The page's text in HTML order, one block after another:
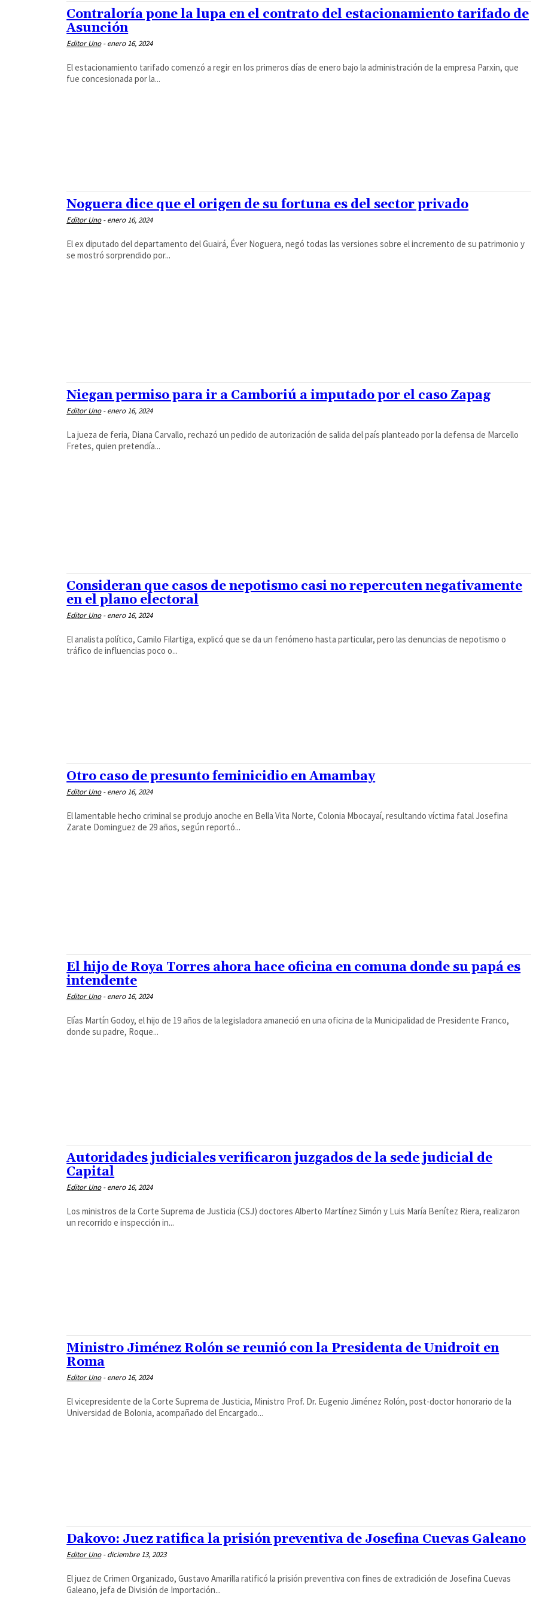
Contraloría pone la lupa en el contrato del estacionamiento tarifado de
Asunción
Editor Uno - enero 16, 2024
El estacionamiento tarifado comenzó a regir en los primeros días de enero bajo la administración de la empresa Parxin, que
fue concesionada por la...
Noguera dice que el origen de su fortuna es del sector privado
Editor Uno - enero 16, 2024
El ex diputado del departamento del Guairá, Éver Noguera, negó todas las versiones sobre el incremento de su patrimonio y
se mostró sorprendido por...
Niegan permiso para ir a Camboriú a imputado por el caso Zapag
Editor Uno - enero 16, 2024
La jueza de feria, Diana Carvallo, rechazó un pedido de autorización de salida del país planteado por la defensa de Marcello
Fretes, quien pretendía...
Consideran que casos de nepotismo casi no repercuten negativamente
en el plano electoral
Editor Uno - enero 16, 2024
El analista político, Camilo Filartiga, explicó que se da un fenómeno hasta particular, pero las denuncias de nepotismo o
tráfico de influencias poco o...
Otro caso de presunto feminicidio en Amambay
Editor Uno - enero 16, 2024
El lamentable hecho criminal se produjo anoche en Bella Vita Norte, Colonia Mbocayaí, resultando víctima fatal Josefina
Zarate Dominguez de 29 años, según reportó...
El hijo de Roya Torres ahora hace oficina en comuna donde su papá es
intendente
Editor Uno - enero 16, 2024
Elías Martín Godoy, el hijo de 19 años de la legisladora amaneció en una oficina de la Municipalidad de Presidente Franco,
donde su padre, Roque...
Autoridades judiciales verificaron juzgados de la sede judicial de
Capital
Editor Uno - enero 16, 2024
Los ministros de la Corte Suprema de Justicia (CSJ) doctores Alberto Martínez Simón y Luis María Benítez Riera, realizaron
un recorrido e inspección in...
Ministro Jiménez Rolón se reunió con la Presidenta de Unidroit en
Roma
Editor Uno - enero 16, 2024
El vicepresidente de la Corte Suprema de Justicia, Ministro Prof. Dr. Eugenio Jiménez Rolón, post-doctor honorario de la
Universidad de Bolonia, acompañado del Encargado...
Dakovo: Juez ratifica la prisión preventiva de Josefina Cuevas Galeano
Editor Uno - diciembre 13, 2023
El juez de Crimen Organizado, Gustavo Amarilla ratificó la prisión preventiva con fines de extradición de Josefina Cuevas
Galeano, jefa de División de Importación...